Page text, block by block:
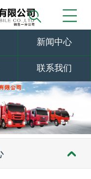
新闻中心
联系我们